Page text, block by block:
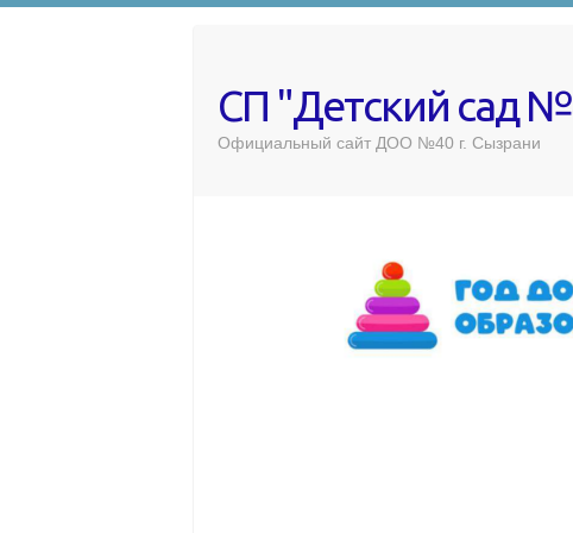
СП "Детский сад
Официальный сайт ДОО №40 г. Сызрани